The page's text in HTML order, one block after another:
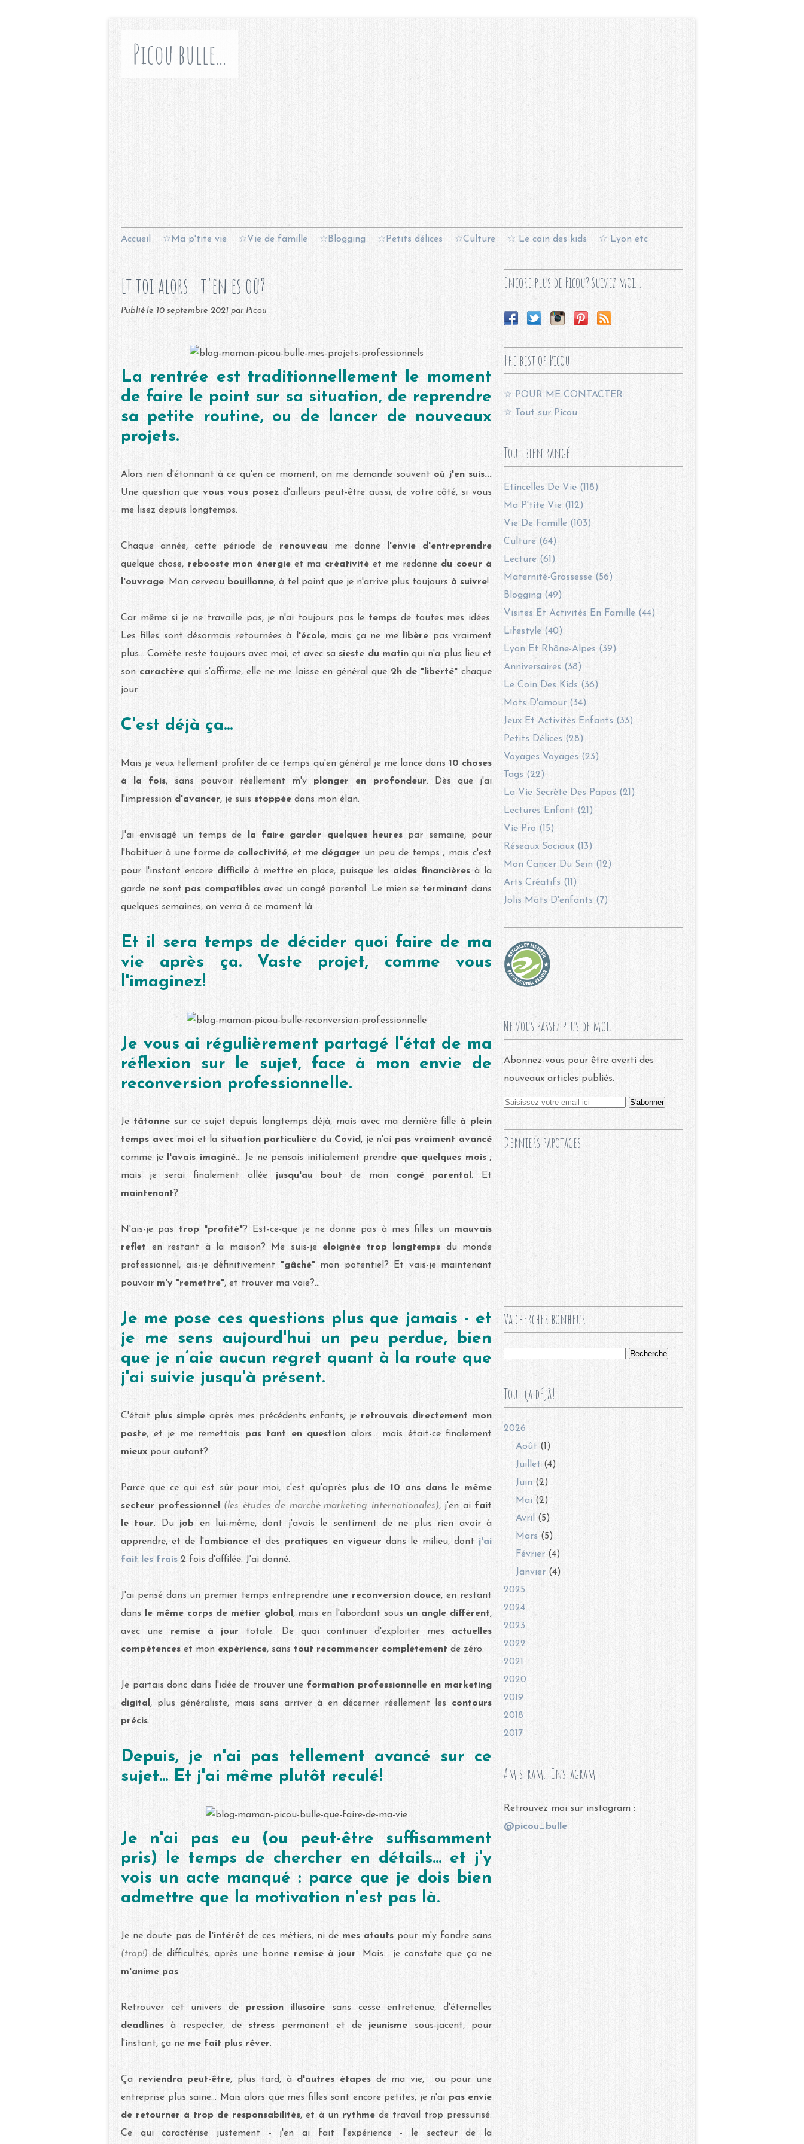
Picou bulle...
Accueil ☆Ma p'tite vie ☆Vie de famille ☆Blogging ☆Petits délices ☆Culture ☆ Le coin des kids ☆ Lyon etc
Et toi alors... t'en es où?
Publié le 10 septembre 2021 par Picou
La rentrée est traditionnellement le moment
de faire le point sur sa situation, de reprendre
sa petite routine, ou de lancer de nouveaux
projets.
Alors rien d'étonnant à ce qu'en ce moment, on me demande souvent où j'en suis...
Une question que vous vous posez d'ailleurs peut-être aussi, de votre côté, si vous
me lisez depuis longtemps.
Chaque année, cette période de renouveau me donnel'envie d'entreprendre
quelque chose, rebooste mon énergie et ma créativitéet me redonne du coeur à
l'ouvrage. Mon cerveau bouillonne, à tel point que je n'arrive plus toujours à suivre!
Car même si je ne travaille pas, je n'ai toujours pas le temps de toutes mes idées.
Les filles sont désormais retournées à
l'école, mais ça ne melibère pas vraiment
plus... Comète reste toujours avec moi, et avec sasieste du matinqui n'a plus lieu et
son caractère qui s'affirme, elle ne me laisse en général que 2h de "liberté"chaque
jour.
C'est déjà ça...
Mais je veux tellement profiter de ce temps qu'en général je me lance dans 10 choses
à la fois, sans pouvoir réellement m'y plonger en profondeur. Dès que j'ai
l'impression d'avancer, je suis stoppée dans mon élan.
J'ai envisagé un temps de la faire garder quelques heures par semaine, pour
l'habituer à une forme de collectivité, et me dégager un peu de temps ; mais c'est
pour l'instant encoredifficileà mettre en place, puisque les aides financièresà la
garde ne sont pas compatibles avec un congé parental. Le mien se terminantdans
quelques semaines, on verra à ce moment là.
Et il sera temps de décider quoi faire de ma
vie après ça. Vaste projet, comme vous
l'imaginez!
Je vous ai régulièrement partagé l'état de ma
réflexion sur le sujet, face à mon envie de
reconversion professionnelle.
Je tâtonne sur ce sujet depuis longtemps déjà, mais avec ma dernière fille à plein
temps avec moi et la situation particulière du Covid , je n'ai pas vraiment avancé
comme jel'avais imaginé... Je ne pensais initialement prendre que quelques mois;
mais je serai finalement alléejusqu'au boutde moncongé parental. Et
maintenant?
N'ais-je pas trop "profité"? Est-ce-que je ne donne pas à mes filles un mauvais
reflet en restant à la maison? Me suis-je éloignée trop longtemps du monde
professionnel, ais-je définitivement "gâché"mon potentiel? Et vais-je maintenant
pouvoir m'y "remettre", et trouver ma voie?...
Je me pose ces questions plus que jamais - et
je me sens aujourd'hui un peu perdue, bien
que je n’aie aucun regret quant à la route que
j'ai suivie jusqu'à présent.
C'était plus simpleaprès mes précédents enfants, je retrouvais directement mon
poste, et je me remettais pas tant en question alors... mais était-ce finalement
mieux pour autant?
Parce que ce qui est sûr pour moi, c'est qu'après plus de 10 ans dans le même
secteur professionnel
(les études de marché marketing internationales), j'en ai fait
le tour. Du job en lui-même, dont j'avais le sentiment de ne plus rien avoir à
apprendre, et de l'ambiance et des pratiques en vigueurdans le milieu, dont j'ai
fait les frais 2 fois d'affilée. J'ai donné.
J'ai pensé dans un premier temps entreprendre une reconversion douce, en restant
dans
le même corps de métier global , mais en l'abordant sous un angle différent,
avec une remise à jour totale. De quoi continuer d'exploiter mes actuelles
compétences et mon expérience, sans tout recommencer complètement de zéro.
Je partais donc dans l'idée de trouver une formation professionnelle en marketing
digital , plus généraliste, mais sans arriver à en décerner réellement les contours
précis.
Depuis, je n'ai pas tellement avancé sur ce
sujet... Et j'ai même plutôt reculé!
Je n'ai pas eu (ou peut-être suffisamment
pris) le temps de chercher en détails... et j'y
vois un acte manqué : parce que je dois bien
admettre que la motivation n'est pas là.
Je ne doute pas del'intérêt de ces métiers, ni de mes atouts pour m'y fondre sans
(trop!) de difficultés, après une bonne remise à jour. Mais... je constate que ça ne
m'anime pas.
Retrouver cet univers de pression illusoire sans cesse entretenue, d'éternelles
deadlinesà respecter, de stress permanent et de jeunisme sous-jacent, pour
l'instant, ça ne me fait plus rêver.
Ça reviendra peut-être, plus tard, à d'autres étapes de ma vie, ou pour une
entreprise plus saine... Mais alors que mes filles sont encore petites, je n'ai pas envie
de retourner à trop de responsabilités, et à un rythme de travail trop pressurisé.
Ce qui caractérise justement - j'en ai fait l'expérience - le secteur de la
Encore plus de Picou? Suivez moi...
The best of Picou
☆ POUR ME CONTACTER
☆ Tout sur Picou
Tout bien rangé
Etincelles De Vie (118)
Ma P'tite Vie (112)
Vie De Famille (103)
Culture (64)
Lecture (61)
Maternité-Grossesse (56)
Blogging (49)
Visites Et Activités En Famille (44)
Lifestyle (40)
Lyon Et Rhône-Alpes (39)
Anniversaires (38)
Le Coin Des Kids (36)
Mots D'amour (34)
Jeux Et Activités Enfants (33)
Petits Délices (28)
Voyages Voyages (23)
Tags (22)
La Vie Secrète Des Papas (21)
Lectures Enfant (21)
Vie Pro (15)
Réseaux Sociaux (13)
Mon Cancer Du Sein (12)
Arts Créatifs (11)
Jolis Mots D'enfants (7)
Ne vous passez plus de moi!
Abonnez-vous pour être averti des
nouveaux articles publiés.
Derniers papotages
Va chercher bonheur...
Tout ça déjà!
2026
Août (1)
Juillet (4)
Juin (2)
Mai (2)
Avril
(5)
Mars (5)
Février (4)
Janvier (4)
2025
2024
2023
2022
2021
2020
2019
2018
2017
Am stram.. Instagram
Retrouvez moi sur instagram :
@picou_bulle